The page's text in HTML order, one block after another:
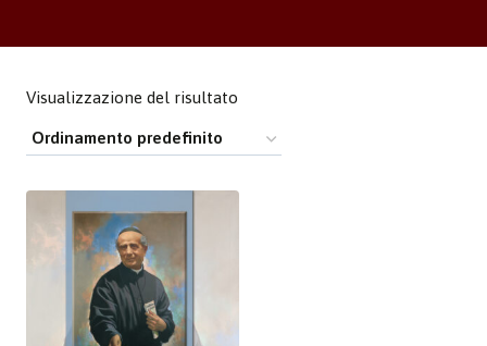
Visualizzazione del risultato